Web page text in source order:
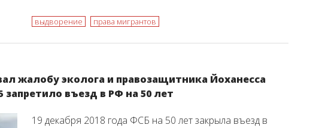
выдворение права мигрантов
жалобу эколога и правозащитника Йоханесса
въезд в РФ на 50 лет
19 декабря 2018 года ФСБ на 50 лет закрыла въезд в